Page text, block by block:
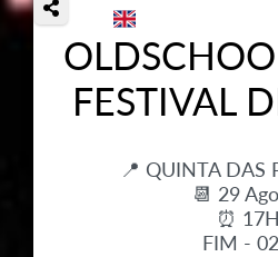
FESTIVAL
📍 QUINTA DAS
📆 29
⏰ 17H
FIM -